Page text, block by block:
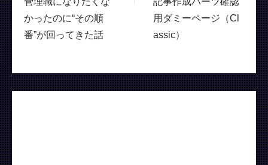
かったのに“その順
番”が回ってきた話
用ダミーページ（Cl
assic）